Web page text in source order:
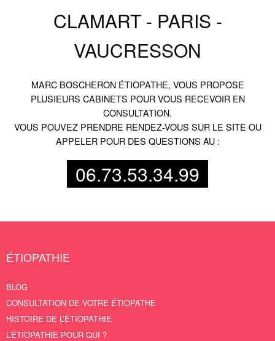
CLAMART - PARIS -
VAUCRESSON
MARC BOSCHERON ÉTIOPATHE, VOUS PROPOSE
PLUSIEURS CABINETS POUR VOUS RECEVOIR EN
CONSULTATION.
VOUS POUVEZ PRENDRE RENDEZ-VOUS SUR LE SITE OU
APPELER POUR DES QUESTIONS AU :
06.73.53.34.99
ÉTIOPATHIE
BLOG
CONSULTATION DE VOTRE ÉTIOPATHE
HISTOIRE DE L’ÉTIOPATHIE
L’ÉTIOPATHIE POUR QUI ?